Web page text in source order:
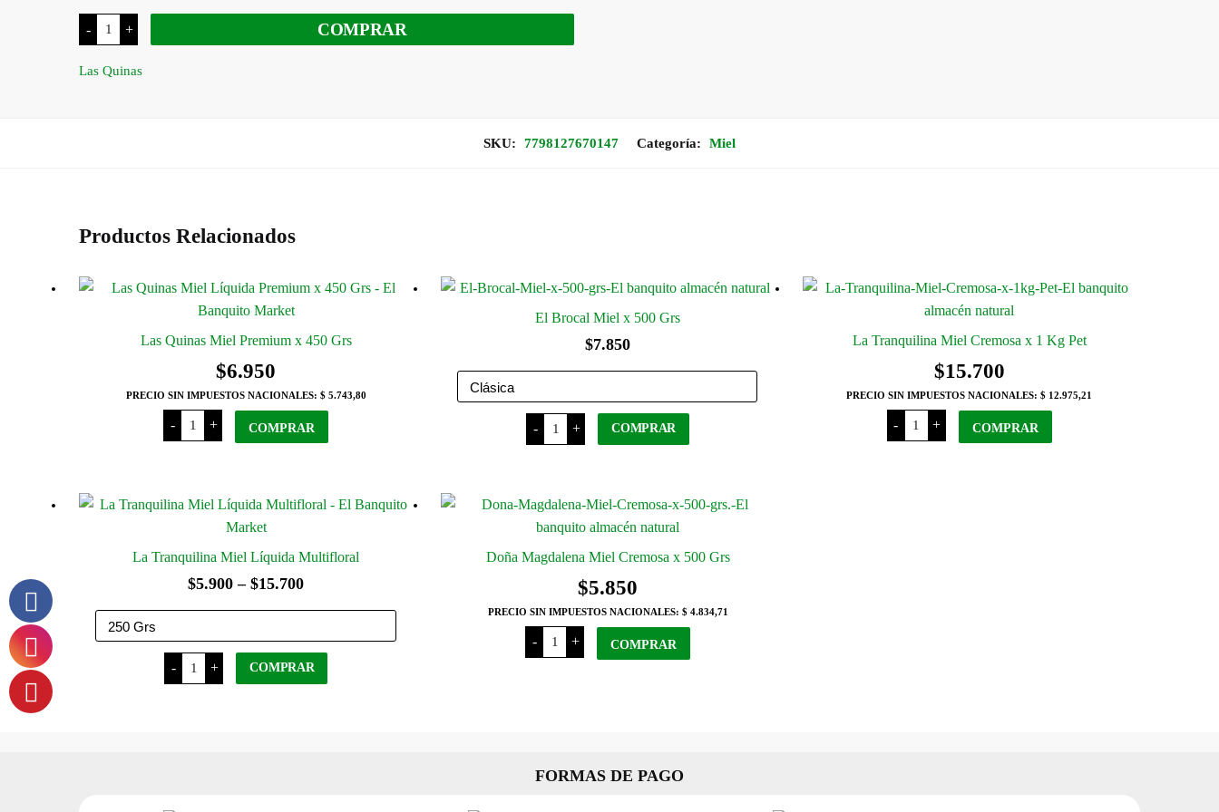
-
Las
Quinas
Miel
x
+ COMPRAR
Las Quinas
SKU: 7798127670147 Categoría: Miel
Productos Relacionados
Las Quinas Miel Premium x 450 Grs
$6.950
PRECIO SIN IMPUESTOS NACIONALES: $ 5.743,80
-
Las
Quinas
Miel
Grs
cantidad
+ COMPRAR
El Brocal Miel x 500 Grs
$7.850
-
El
Brocal
Miel
cantidad
+ COMPRAR
tiene
varias
variantes.
Las
opciones
pueden
elegir
producto
La Tranquilina Miel Cremosa x 1 Kg Pet
$15.700
PRECIO SIN IMPUESTOS NACIONALES:$ 12.975,21
-
La
Tranquilina
Miel
+ COMPRAR
La Tranquilina Miel Líquida Multifloral
$5.900 – $15.700Rango
de
desde
$5.900
-
La
Tranquilina
Miel
+ COMPRAR
Doña Magdalena Miel Cremosa x 500 Grs
$5.850
PRECIO SIN IMPUESTOS NACIONALES: $ 4.834,71
-
Doña
Magdalena
Miel
+ COMPRAR
FORMAS DE PAGO